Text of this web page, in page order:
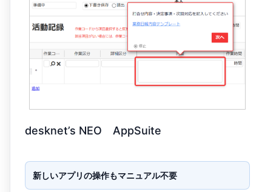
desknet’s NEO AppSuite
新しいアプリの操作もマニュアル不要